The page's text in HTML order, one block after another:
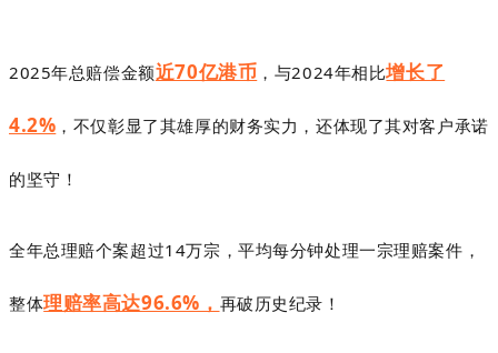
2025年总赔偿金额近70亿港币 ， 与2024年相比增长了
4.2% ， 不仅彰显了其雄厚的财务实力，还体现了其对客户承诺
的坚守！
全年总理赔个案超过14万宗，平均每分钟处理一宗理赔案件，
整体理赔率高达96.6%， 再破历史纪录！